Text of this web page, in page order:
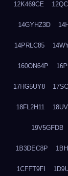
12K469CE
14GYHZ3D
14PRLC85
160ON64P
17HG5UY8
18FL2H11
19V5GFDB
1B3DEC8P
1CFFT9FI